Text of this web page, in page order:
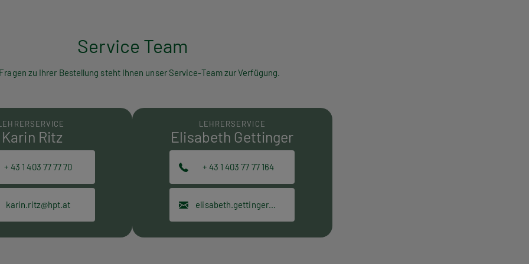
Service Team
zu Ihrer Bestellung steht Ihnen unser Service-Team zur Verfügung.
Karin Ritz
+ 43 1 403 77 77 70
karin.ritz@hpt.at
LEHRERSERVICE
Elisabeth Gettinger
+ 43 1 403 77 77 164
elisabeth.gettinger@hpt.at